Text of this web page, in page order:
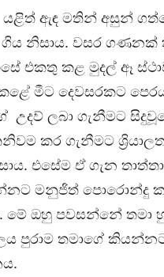
යළිත් ඇඳ මතින් අසුන්
නිසාය. වසර ගණනක්
එකතු කළ මුදල් ඈ
මීට දෙවසරකට
ලබා ගැනීමට
කර ගැනීමට
එසේම ඒ ගැන
මනුජිත් පොරොන්දු
මේ ඔහු පවසන්නේ තමා
පුරාම තමාගේ